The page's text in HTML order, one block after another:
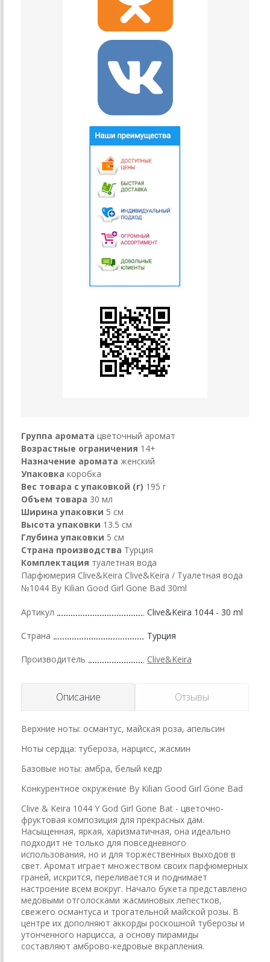
Группа аромата цветочный аромат
Возрастные ограничения 14+
Назначение аромата женский
Упаковка коробка
Вес товара с упаковкой (г) 195 г
Объем товара 30 мл
Ширина упаковки 5 см
Высота упаковки 13.5 см
Глубина упаковки 5 см
Страна производства Турция
Комплектация туалетная вода
Парфюмерия Clive&Keira Clive&Keira / Туалетная вода
№1044 By Kilian Good Girl Gone Bad 30ml
Артикул Clive&Keira 1044 - 30 ml
Страна Турция
Производитель Clive&Keira
Описание Отзывы
Верхние ноты: османтус, майская роза, апельсин
Ноты сердца: тубероза, нарцисс, жасмин
Базовые ноты: амбра, белый кедр
Конкурентное окружение By Kilian Good Girl Gone Bad
Clive & Keira 1044 Y God Girl Gone Bat - цветочно-
фруктовая композиция для прекрасных дам.
Насыщенная, яркая, харизматичная, она идеально
подходит не только для повседневного
использования, но и для торжественных выходов в
свет. Аромат играет множеством своих парфюмерных
граней, искрится, переливается и поднимает
настроение всем вокруг. Начало букета представлено
медовыми отголосками жасминовых лепестков,
свежего османтуса и трогательной майской розы. В
центре их дополняют аккорды роскошной туберозы и
утонченного нарцисса, а основу пирамиды
составляют амброво-кедровые вкрапления.